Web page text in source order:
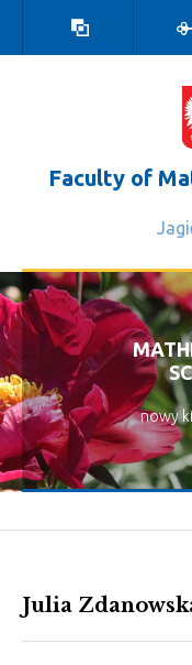
contrast
version
Faculty of
Results -
nowy
Julia